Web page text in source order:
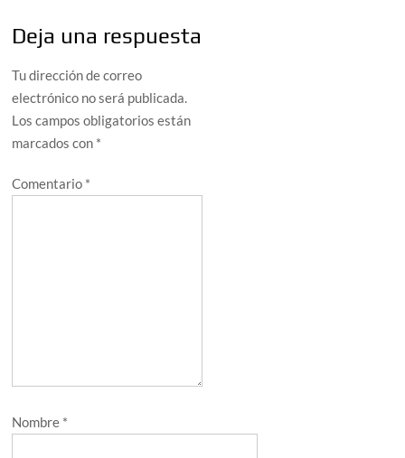
Deja una respuesta
Tu dirección de correo
electrónico no será publicada.
Los campos obligatorios están
marcados con *
Comentario *
Nombre *